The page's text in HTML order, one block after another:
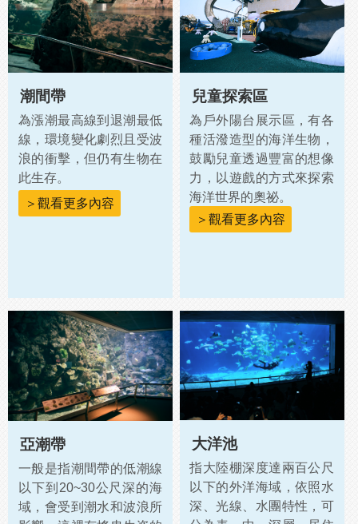
潮間帶
為漲潮最高線到退潮最低
線，環境變化劇烈且受波
浪的衝擊，但仍有生物在
此生存。
＞觀看更多內容
兒童探索區
為戶外陽台展示區，有各
種活潑造型的海洋生物，
鼓勵兒童透過豐富的想像
力，以遊戲的方式來探索
海洋世界的奧祕。
＞觀看更多內容
亞潮帶
一般是指潮間帶的低潮線
以下到20~30公尺深的海
域，會受到潮水和波浪所
大洋池
指大陸棚深度達兩百公尺
以下的外洋海域，依照水
深、光線、水團特性，可